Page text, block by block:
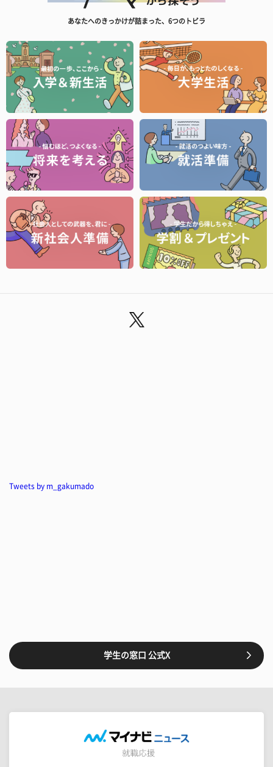
あなたへのきっかけが詰まった、6つのトビラ
Tweets by m_gakumado
学生の窓口 公式X